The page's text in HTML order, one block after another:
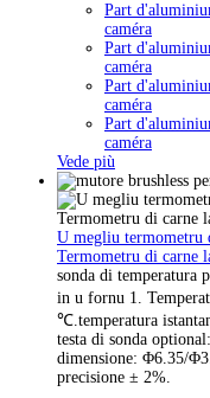
Part
caméra
Part
caméra
Part
caméra
Part
caméra
Vede più
U megliu termometru
Termometru di carne
sonda di temperatura
in u fornu 1.
℃.temperatura
testa di sonda
dimensione: Φ6.35/
precisione ± 2%.